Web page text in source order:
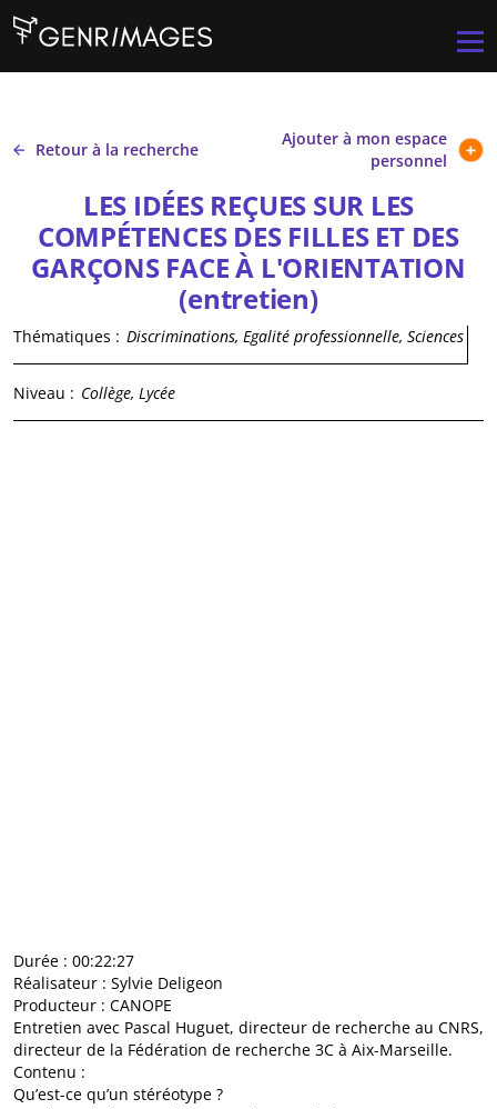
Retour à la recherche
Ajouter à mon espace
personnel
LES IDÉES REÇUES SUR LES
COMPÉTENCES DES FILLES ET DES
GARÇONS FACE À L'ORIENTATION
(entretien)
Thématiques : Discriminations, Egalité professionnelle, Sciences
Niveau : Collège, Lycée
Durée : 00:22:27
Réalisateur : Sylvie Deligeon
Producteur : CANOPE
Entretien avec Pascal Huguet, directeur de recherche au CNRS,
directeur de la Fédération de recherche 3C à Aix-Marseille.
Contenu :
Qu’est-ce qu’un stéréotype ?